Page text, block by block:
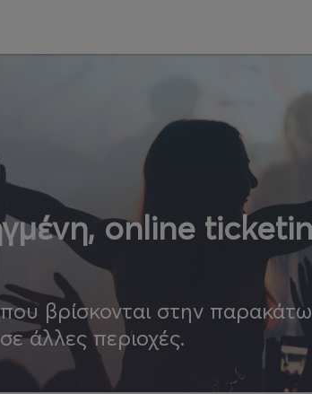
online
βρίσκονται στην παρακάτω
άλλες περιοχές.